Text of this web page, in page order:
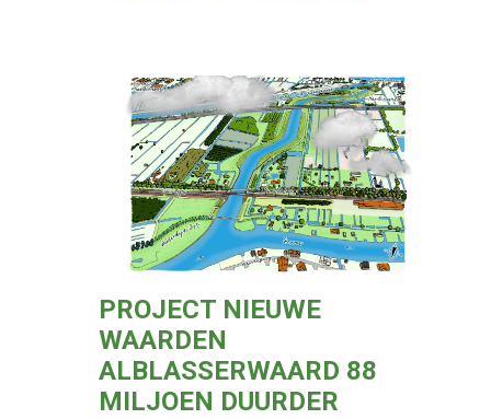
PROJECT NIEUWE
WAARDEN
ALBLASSERWAARD 88
MILJOEN DUURDER